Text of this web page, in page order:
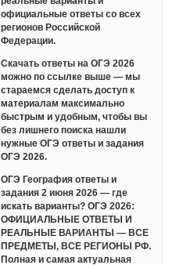
официальные ответы со всех
регионов Российской
Федерации.
Скачать ответы на ОГЭ 2026
можно по ссылке выше — мы
стараемся сделать доступ к
материалам максимально
быстрым и удобным, чтобы вы
без лишнего поиска нашли
нужные ОГЭ ответы и задания
ОГЭ 2026.
ОГЭ География ответы и
задания 2 июня 2026 — где
искать варианты? ОГЭ 2026:
ОФИЦИАЛЬНЫЕ ОТВЕТЫ И
РЕАЛЬНЫЕ ВАРИАНТЫ — ВСЕ
ПРЕДМЕТЫ, ВСЕ РЕГИОНЫ РФ.
Полная и самая актуальная